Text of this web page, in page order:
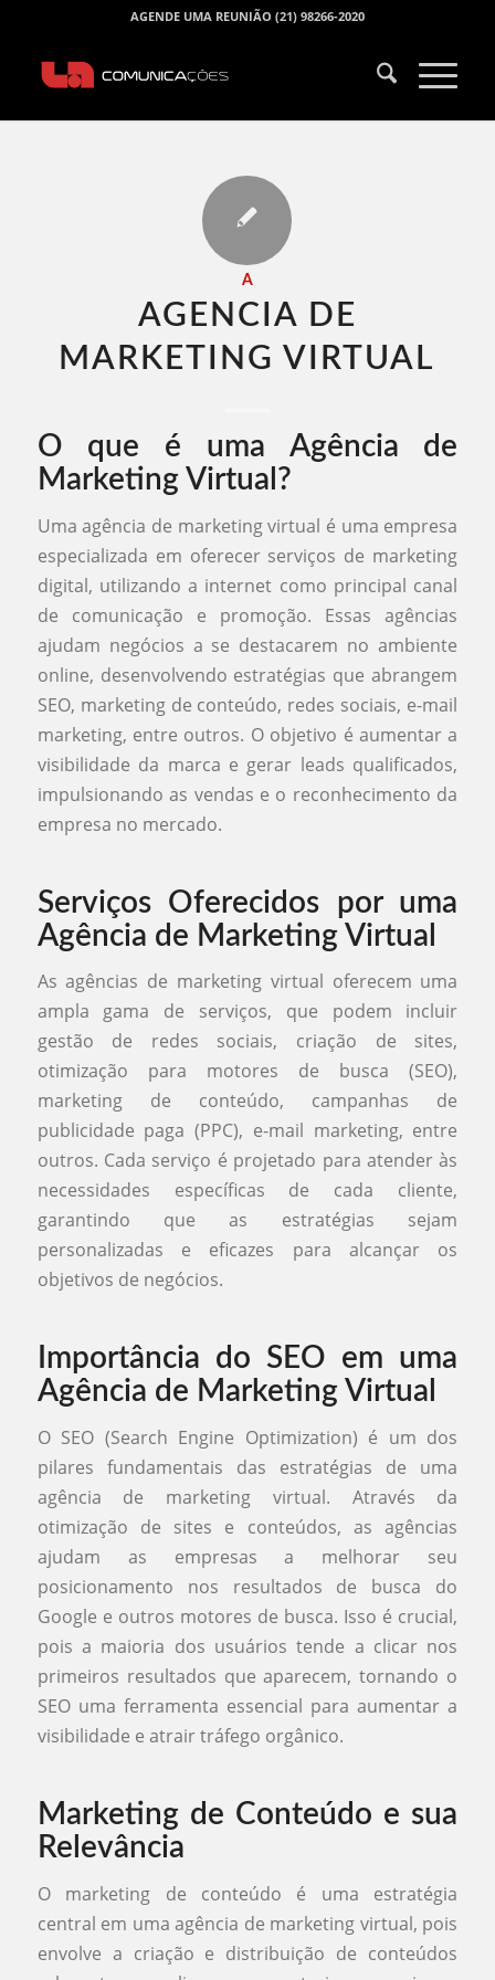
AGENDE UMA REUNIÃO (21) 98266-2020
A
AGENCIA DE
MARKETING VIRTUAL​
O que é uma Agência de
Marketing Virtual?
Uma agência de marketing virtual é uma empresa
especializada em oferecer serviços de marketing
digital, utilizando a internet como principal canal
de comunicação e promoção. Essas agências
ajudam negócios a se destacarem no ambiente
online, desenvolvendo estratégias que abrangem
SEO, marketing de conteúdo, redes sociais, e-mail
marketing, entre outros. O objetivo é aumentar a
visibilidade da marca e gerar leads qualificados,
impulsionando as vendas e o reconhecimento da
empresa no mercado.
Serviços Oferecidos por uma
Agência de Marketing Virtual
As agências de marketing virtual oferecem uma
ampla gama de serviços, que podem incluir
gestão de redes sociais, criação de sites,
otimização para motores de busca (SEO),
marketing de conteúdo, campanhas de
publicidade paga (PPC), e-mail marketing, entre
outros. Cada serviço é projetado para atender às
necessidades específicas de cada cliente,
garantindo que as estratégias sejam
personalizadas e eficazes para alcançar os
objetivos de negócios.
Importância do SEO em uma
Agência de Marketing Virtual
O SEO (Search Engine Optimization) é um dos
pilares fundamentais das estratégias de uma
agência de marketing virtual. Através da
otimização de sites e conteúdos, as agências
ajudam as empresas a melhorar seu
posicionamento nos resultados de busca do
Google e outros motores de busca. Isso é crucial,
pois a maioria dos usuários tende a clicar nos
primeiros resultados que aparecem, tornando o
SEO uma ferramenta essencial para aumentar a
visibilidade e atrair tráfego orgânico.
Marketing de Conteúdo e sua
Relevância
O marketing de conteúdo é uma estratégia
central em uma agência de marketing virtual, pois
envolve a criação e distribuição de conteúdos